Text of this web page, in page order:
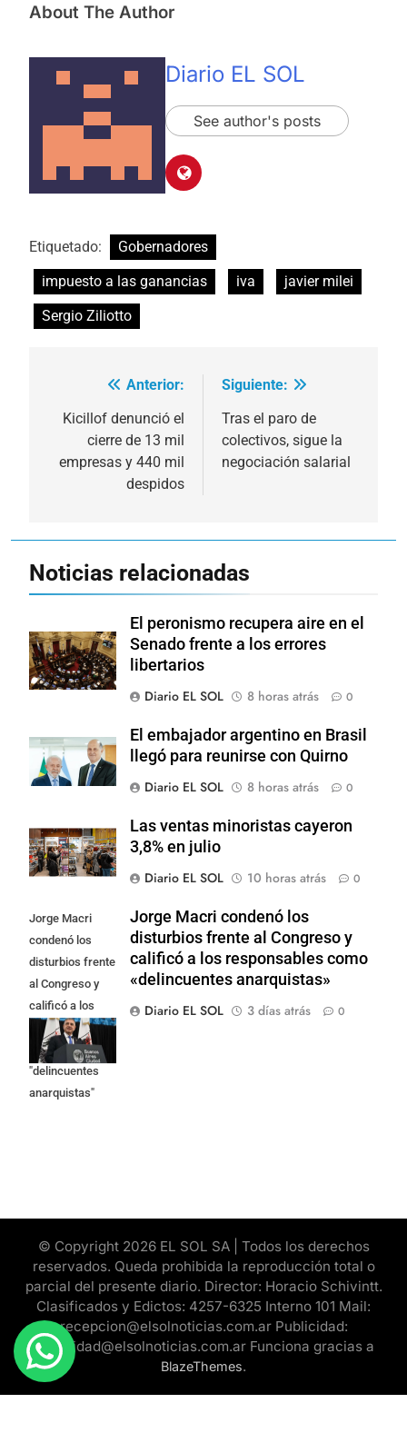
About The Author
Diario EL SOL
See author's posts
Etiquetado:
Gobernadores
impuesto a las ganancias
iva
javier milei
Sergio Ziliotto
Navegación
de
entradas
Anterior:
Kicillof denunció el
cierre de 13 mil
empresas y 440 mil
despidos
Siguiente:
Tras el paro de
colectivos, sigue la
negociación salarial
Noticias relacionadas
El peronismo recupera aire en el
Senado frente a los errores
libertarios
Diario EL SOL
8 horas atrás 0
El embajador argentino en Brasil
llegó para reunirse con Quirno
Diario EL SOL
8 horas atrás 0
Las ventas minoristas cayeron
3,8% en julio
Diario EL SOL
10 horas atrás 0
Jorge Macri
condenó los
disturbios frente
al Congreso y
calificó a los
responsables
como
"delincuentes
anarquistas"
Jorge Macri condenó los
disturbios frente al Congreso y
calificó a los responsables como
«delincuentes anarquistas»
Diario EL SOL
3 días atrás 0
© Copyright 2026 EL SOL SA | Todos los derechos
reservados. Queda prohibida la reproducción total o
parcial del presente diario. Director: Horacio Schivintt.
Clasificados y Edictos: 4257-6325 Interno 101 Mail:
recepcion@elsolnoticias.com.ar Publicidad:
publicidad@elsolnoticias.com.ar Funciona gracias a
BlazeThemes.